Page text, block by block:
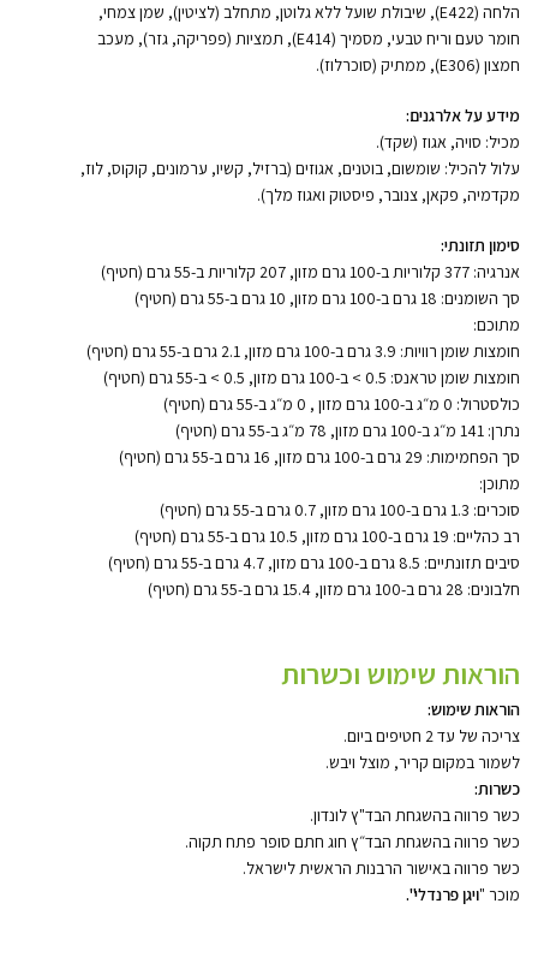
הלחה (E422), שיבולת שועל ללא גלוטן, מתחלב (לציטין), שמן צמחי,
חומר טעם וריח טבעי, מסמיך (E414), תמציות (פפריקה, גזר), מעכב
חמצון (E306), ממתיק (סוכרלוז).
מידע על אלרגנים:
מכיל: סויה, אגוז (שקד).
עלול להכיל: שומשום, בוטנים, אגוזים (ברזיל, קשיו, ערמונים, קוקוס, לוז,
מקדמיה, פקאן, צנובר, פיסטוק ואגוז מלך).
סימון תזונתי:
אנרגיה: 377 קלוריות ב-100 גרם מזון, 207 קלוריות ב-55 גרם (חטיף)
סך השומנים: 18 גרם ב-100 גרם מזון, 10 גרם ב-55 גרם (חטיף)
מתוכם:
חומצות שומן רוויות: 3.9 גרם ב-100 גרם מזון, 2.1 גרם ב-55 גרם (חטיף)
חומצות שומן טראנס: 0.5 > ב-100 גרם מזון, 0.5 > ב-55 גרם (חטיף)
כולסטרול: 0 מ״ג ב-100 גרם מזון , 0 מ״ג ב-55 גרם (חטיף)
נתרן: 141 מ״גב-100 גרם מזון, 78 מ״גב-55 גרם (חטיף)
סך הפחמימות: 29 גרם ב-100 גרם מזון, 16 גרם ב-55 גרם (חטיף)
מתוכן:
סוכרים: 1.3 גרם ב-100 גרם מזון, 0.7 גרם ב-55 גרם (חטיף)
רב כהליים: 19 גרם ב-100 גרם מזון, 10.5 גרם ב-55 גרם (חטיף)
סיבים תזונתיים: 8.5 גרם ב-100 גרם מזון, 4.7 גרם ב-55 גרם (חטיף)
חלבונים: 28 גרםב-100 גרם מזון, 15.4 גרםב-55 גרם (חטיף)
הוראות שימוש וכשרות
הוראות שימוש:
צריכה של עד 2 חטיפים ביום.
לשמור במקום קריר, מוצל ויבש.
כשרות:
כשר פרווה בהשגחת הבד"ץ לונדון.
כשר פרווה בהשגחת הבד״ץ חוג חתם סופר פתח תקוה.
כשר פרווה באישור הרבנות הראשית לישראל.
מוכר "ויגן פרנדלי".